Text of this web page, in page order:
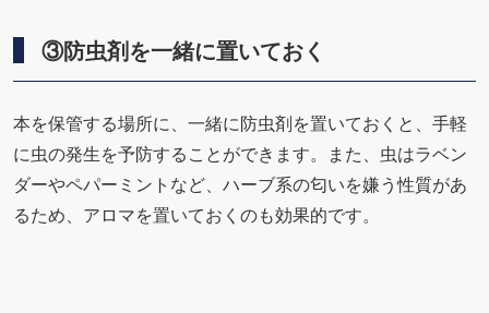
③防虫剤を一緒に置いておく
本を保管する場所に、一緒に防虫剤を置いておくと、手軽
に虫の発生を予防することができます。また、虫はラベン
ダーやペパーミントなど、ハーブ系の匂いを嫌う性質があ
るため、アロマを置いておくのも効果的です。